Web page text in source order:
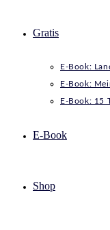
Gratis
E-Book:
E-Book:
E-Book: 15
E-Book
Shop